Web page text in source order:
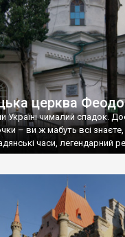
церква
Україні чималий спадок.
– ви ж мабуть всі
часи, легендарний